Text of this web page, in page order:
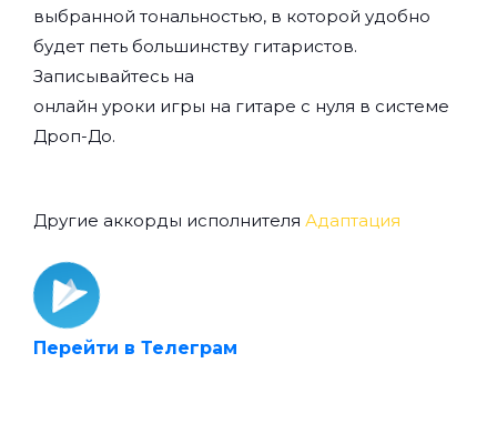
выбранной тональностью, в которой удобно
будет петь большинству гитаристов.
Записывайтесь на
онлайн уроки игры на гитаре с нуля в системе
Дроп-До.
Другие аккорды исполнителя Адаптация
Перейти в Телеграм